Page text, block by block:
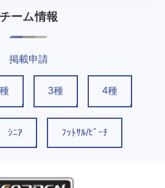
チーム情報
掲載申請
3種 4種
ｼﾆｱ ﾌｯﾄｻﾙ/ﾋﾞｰﾁ